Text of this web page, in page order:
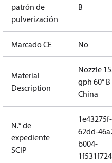
patrón de
pulverización
B
Marcado CE No
Material
Description
Nozzle
gph 60° B
China
N.° de
expediente
SCIP
1e43275f-
62dd-
b004-